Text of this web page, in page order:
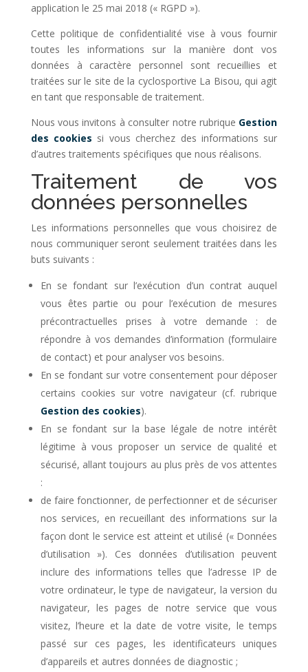
application le 25 mai 2018 (« RGPD »).
Cette politique de confidentialité vise à vous fournir
toutes les informations sur la manière dont vos
données à caractère personnel sont recueillies et
traitées sur le site de la cyclosportive La Bisou, qui agit
en tant que responsable de traitement.
Nous vous invitons à consulter notre rubrique Gestion
des cookies si vous cherchez des informations sur
d’autres traitements spécifiques que nous réalisons.
Traitement de vos
données personnelles
Les informations personnelles que vous choisirez de
nous communiquer seront seulement traitées dans les
buts suivants :
En se fondant sur l’exécution d’un contrat auquel
vous êtes partie ou pour l’exécution de mesures
précontractuelles prises à votre demande : de
répondre à vos demandes d’information (formulaire
de contact) et pour analyser vos besoins.
En se fondant sur votre consentement pour déposer
certains cookies sur votre navigateur (cf. rubrique
Gestion des cookies).
En se fondant sur la base légale de notre intérêt
légitime à vous proposer un service de qualité et
sécurisé, allant toujours au plus près de vos attentes
:
de faire fonctionner, de perfectionner et de sécuriser
nos services, en recueillant des informations sur la
façon dont le service est atteint et utilisé (« Données
d’utilisation »). Ces données d’utilisation peuvent
inclure des informations telles que l’adresse IP de
votre ordinateur, le type de navigateur, la version du
navigateur, les pages de notre service que vous
visitez, l’heure et la date de votre visite, le temps
passé sur ces pages, les identificateurs uniques
d’appareils et autres données de diagnostic ;